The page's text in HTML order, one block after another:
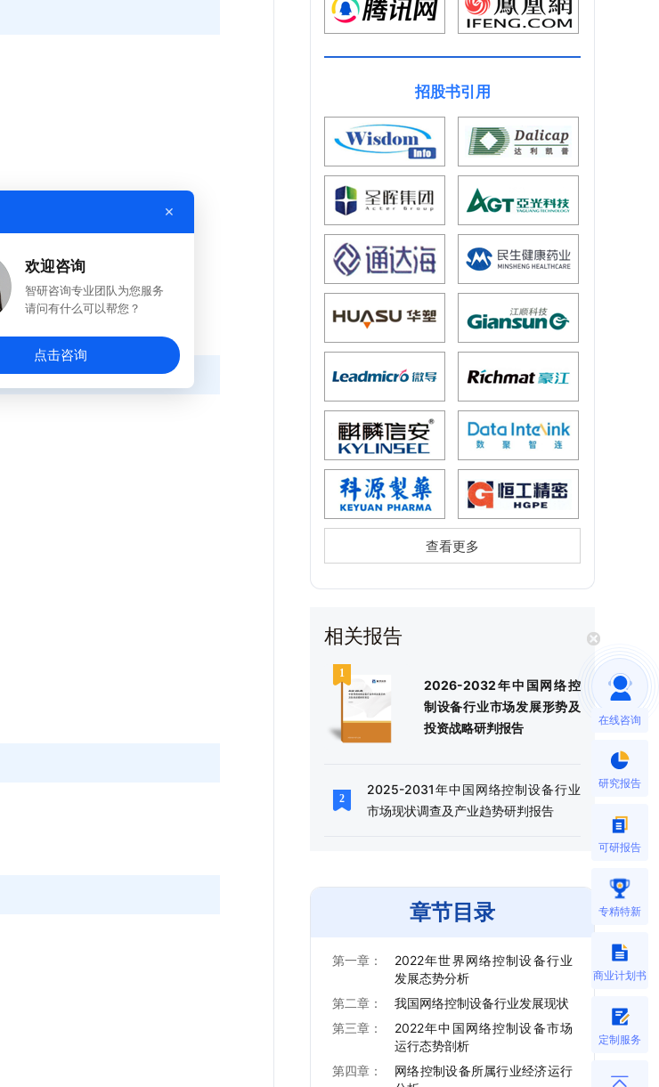
招股书引用
查看更多
相关报告
2026-2032年中国网络控
制设备行业市场发展形势及
投资战略研判报告
2025-2031年中国网络控制设备行业
市场现状调查及产业趋势研判报告
章节目录
第一章：
2022年世界网络控制设备行业
发展态势分析
第二章：
我国网络控制设备行业发展现状
第三章：
2022年中国网络控制设备市场
运行态势剖析
第四章：
网络控制设备所属行业经济运行
在线咨询
研究报告
可研报告
专精特新
商业计划书
定制服务
×
欢迎咨询
智研咨询专业团队为您服务
请问有什么可以帮您？
点击咨询